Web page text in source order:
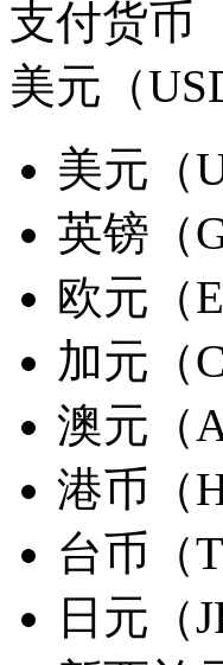
支付货币
美元（
美元（
英镑（
欧元（
加元（
澳元（
港币（
台币（
日元（